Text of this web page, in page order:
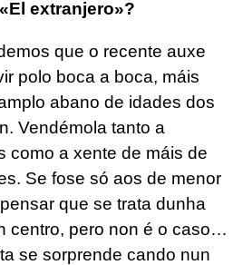
extranjero»?
que o recente auxe
polo boca a boca, máis
abano de idades dos
Vendémola tanto a
como a xente de máis de
Se fose só aos de menor
que se trata dunha
centro, pero non é o caso…
se sorprende cando nun